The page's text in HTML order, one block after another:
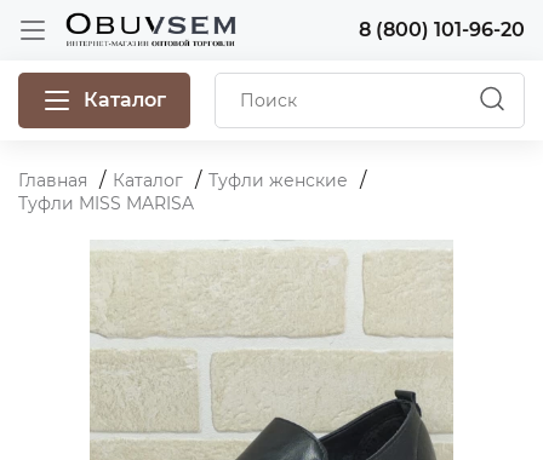
8 (800) 101-96-20
Каталог
Главная Каталог
Туфли женские
Туфли MISS MARISA